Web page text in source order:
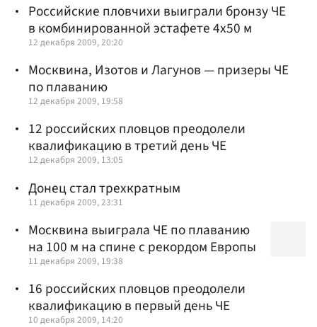
Российские пловчихи выиграли бронзу ЧЕ
в комбинированной эстафете 4х50 м
12 декабря 2009, 20:20
Москвина, Изотов и Лагунов — призеры ЧЕ
по плаванию
12 декабря 2009, 19:58
12 российских пловцов преодолели
квалификацию в третий день ЧЕ
12 декабря 2009, 13:05
Донец стал трехкратным
11 декабря 2009, 23:31
Москвина выиграла ЧЕ по плаванию
на 100 м на спине с рекордом Европы
11 декабря 2009, 19:38
16 российских пловцов преодолели
квалификацию в первый день ЧЕ
10 декабря 2009, 14:20